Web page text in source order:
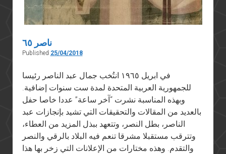
ناصر ٦٥
Published 25/04/2018
في ابريل ١٩٦٥ انتُخب جمال عبد الناصر رئيسا
للجمهورية العربية المتحدة لمدة ست سنوات إضافية.
وبهذه المناسبة نشرت “آخر ساعة” عددا خاصا حفل
بالعديد من المقالات والتحقيقات التي تشيد بإنجازات عبد
الناصر، بطل النصر، وتتعهد ببذل المزيد من العطاء،
وتترقب مستقبلا مشرقا تنعم فيه البلاد بالرقي والنصر
والتقدم. وهذه مختارات من الإعلانات التي زخر بها هذا